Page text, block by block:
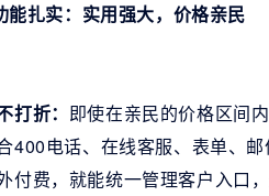
能扎实：实用强大，价格亲民
打折： 即使在亲民的价格区间
400电话、在线客服、表单、
付费，就能统一管理客户入口，